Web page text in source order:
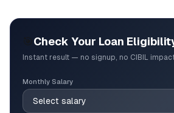
Check Your Loan
Instant result — no signup, no CIBIL
Monthly Salary